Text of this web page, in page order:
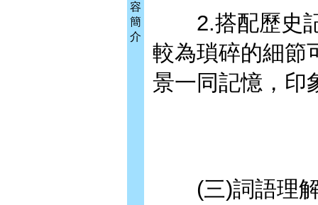
容
簡
介
2.搭配歷史記
較為瑣碎的細節
景一同記憶，印
(三)詞語理